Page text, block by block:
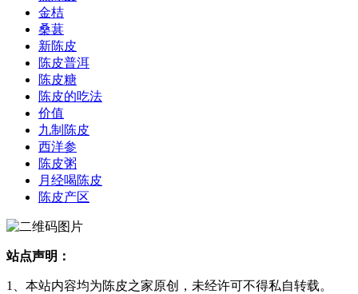
金桔
桑葚
新陈皮
陈皮普洱
陈皮糖
陈皮的吃法
价值
九制陈皮
西洋参
陈皮粥
月经喝陈皮
陈皮产区
站点声明：
1、本站内容均为陈皮之家原创，未经许可不得私自转载。